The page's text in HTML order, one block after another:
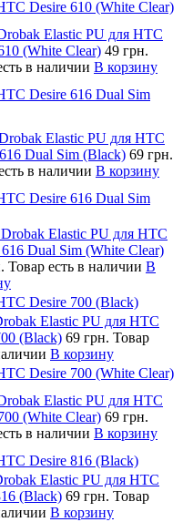
Desire 610 (White Clear)
Elastic PU для HTC
(White Clear) 49 грн.
в наличии В корзину
Desire 616 Dual Sim
Elastic PU для HTC
Dual Sim (Black) 69 грн.
в наличии В корзину
Desire 616 Dual Sim
Elastic PU для HTC
Dual Sim (White Clear)
Товар есть в наличии В
Desire 700 (Black)
Elastic PU для HTC
(Black) 69 грн. Товар
В корзину
Desire 700 (White Clear)
Elastic PU для HTC
(White Clear) 69 грн.
в наличии В корзину
Desire 816 (Black)
Elastic PU для HTC
(Black) 69 грн. Товар
В корзину